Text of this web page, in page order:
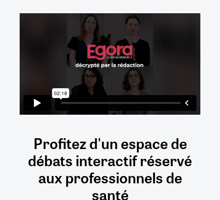
Profitez d'un espace de
débatsinteractifréservé
auxprofessionnels de
santé